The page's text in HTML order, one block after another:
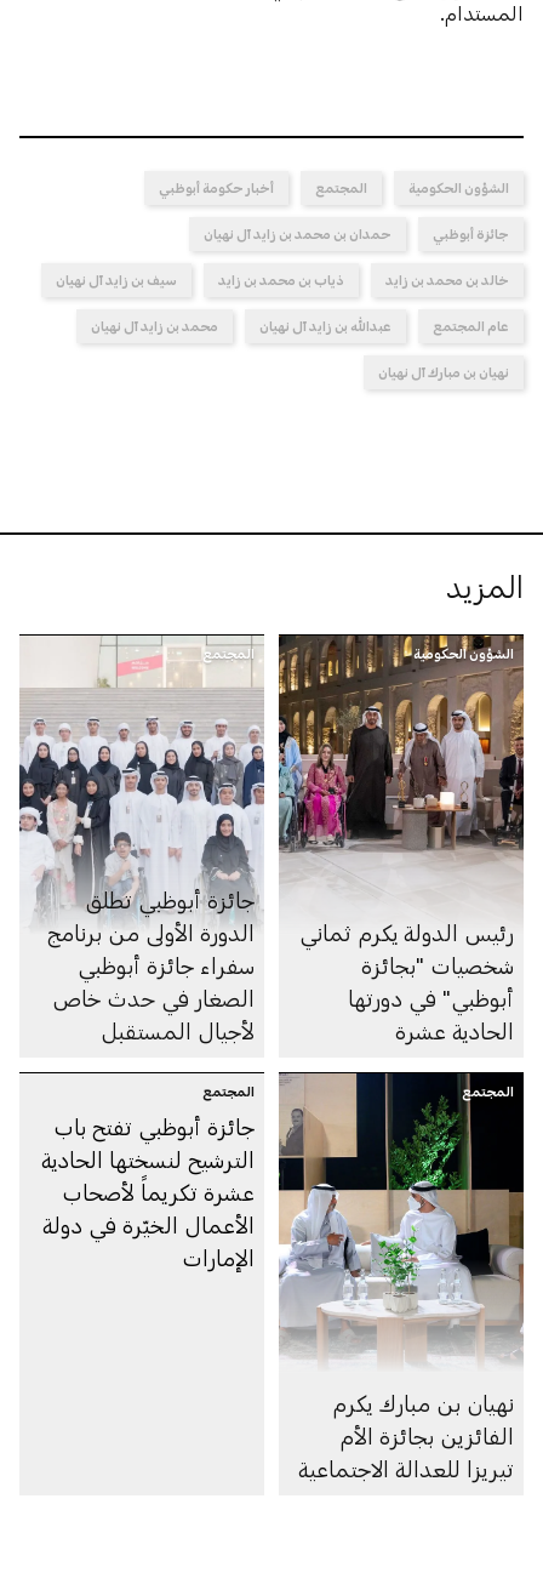
المستدام.
الشؤون الحكومية المجتمع أخبار حكومة أبوظبي
جائزة أبوظبي حمدان بن محمد بن زايد آل نهيان
خالد بن محمد بن زايد ذياب بن محمد بن زايد سيف بن زايد آل نهيان
عام المجتمع عبدالله بن زايد آل نهيان محمد بن زايد آل نهيان
نهيان بن مبارك آل نهيان
المزيد
الشؤون الحكومية
رئيس الدولة يكرم ثماني
شخصيات "بجائزة
أبوظبي" في دورتها
الحادية عشرة
المجتمع
جائزة أبوظبي تطلق
الدورة الأولى من برنامج
سفراء جائزة أبوظبي
الصغار في حدث خاص
لأجيال المستقبل
المجتمع
نهيان بن مبارك يكرم
الفائزين بجائزة الأم
تيريزا للعدالة الاجتماعية
المجتمع
جائزة أبوظبي تفتح باب
الترشيح لنسختها الحادية
عشرة تكريماً لأصحاب
الأعمال الخيّرة في دولة
الإمارات